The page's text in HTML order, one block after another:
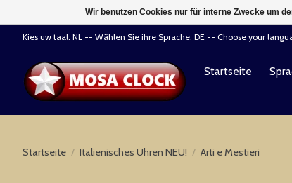
Kies uw taal: NL -- Wählen Sie ihre Sprache: DE -- Choose your
Startseite
Startseite / Italienisches Uhren NEU! / Arti e Mestieri
Wir benutzen Cookies nur für interne Zwecke um